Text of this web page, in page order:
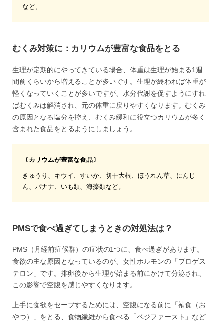
など。
むくみ対策に：カリウムが豊富な食品をとる
生理が定期的にやってきている場合、体重は生理が始まる1週
間前くらいから増えることが多いです。生理が終われば体重が
軽くなっていくことが多いですが、水分代謝を促すようにすれ
ばむくみは解消され、元の体重に戻りやすくなります。むくみ
の原因となる塩分を控え、むくみ緩和に役立つカリウムが多く
含まれた食品をとるようにしましょう。
〔カリウムが豊富な食品〕
きゅうり、キウイ、すいか、切干大根、ほうれん草、にんじ
ん、バナナ、いも類、海藻類など。
PMSで食べ過ぎてしまうときの対処法は？
PMS（月経前症候群）の症状の1つに、食べ過ぎがあります。
食欲の主な原因となっているのが、女性ホルモンの「プロゲス
テロン」です。排卵後から生理が始まる前にかけて分泌され、
この影響で空腹を感じやすくなります。
上手に食欲をセーブするためには、空腹になる前に「補食（お
やつ）」をとる、食物繊維から食べる「ベジファースト」など